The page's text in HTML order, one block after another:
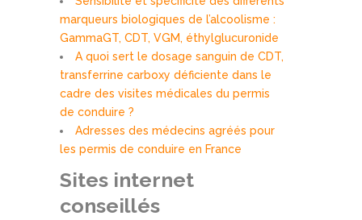
marqueurs biologiques de l’alcoolisme :
GammaGT, CDT, VGM, éthylglucuronide
A quoi sert le dosage sanguin de CDT,
transferrine carboxy déficiente dans le
cadre des visites médicales du permis
de conduire ?
Adresses des médecins agréés pour
les permis de conduire en France
Sites internet
conseillés